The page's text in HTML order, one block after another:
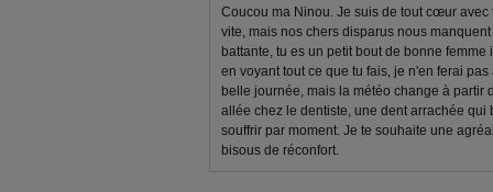
Coucou ma Ninou. Je suis de tout cœur avec
vite, mais nos chers disparus nous
battante, tu es un petit bout de bonne
en voyant tout ce que tu fais, je n'en ferai
belle journée, mais la météo change à partir
allée chez le dentiste, une dent arrachée qui
souffrir par moment. Je te souhaite une
bisous de réconfort.